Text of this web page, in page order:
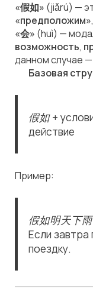
«假如» (jiǎrú) —
«предположим»,
«会» (huì) —
возможность,
данном случае —
Базовая
假如 +
действие
Пример:
假如明天下
Если
поездку.